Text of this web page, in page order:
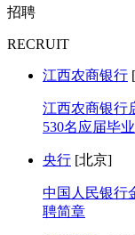
招聘
RECRUIT
江西农商银行
江西农商银行
530名应届毕
央行 [北京]
中国人民银行
聘简章